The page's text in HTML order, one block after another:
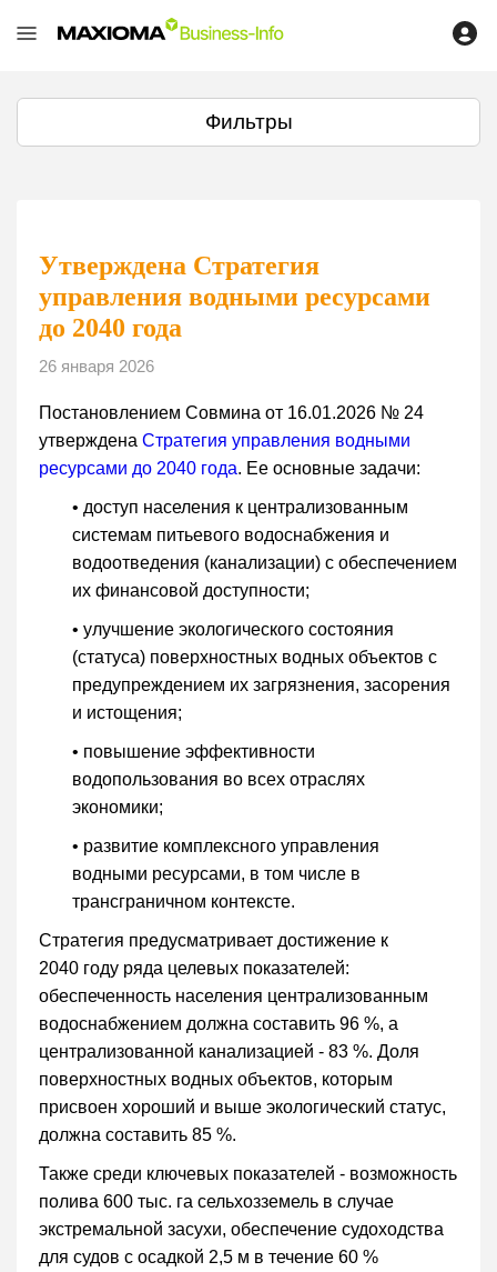
Фильтры
Утверждена Стратегия
управления водными ресурсами
до 2040 года
26 января 2026
Постановлением Совмина от 16.01.2026 № 24
утверждена Стратегия управления водными
ресурсами до 2040 года. Ее основные задачи:
• доступ населения к централизованным
системам питьевого водоснабжения и
водоотведения (канализации) с обеспечением
их финансовой доступности;
• улучшение экологического состояния
(статуса) поверхностных водных объектов с
предупреждением их загрязнения, засорения
и истощения;
• повышение эффективности
водопользования во всех отраслях
экономики;
• развитие комплексного управления
водными ресурсами, в том числе в
трансграничном контексте.
Стратегия предусматривает достижение к
2040 году ряда целевых показателей:
обеспеченность населения централизованным
водоснабжением должна составить 96 %, а
централизованной канализацией - 83 %. Доля
поверхностных водных объектов, которым
присвоен хороший и выше экологический статус,
должна составить 85 %.
Также среди ключевых показателей - возможность
полива 600 тыс. га сельхозземель в случае
экстремальной засухи, обеспечение судоходства
для судов с осадкой 2,5 м в течение 60 %